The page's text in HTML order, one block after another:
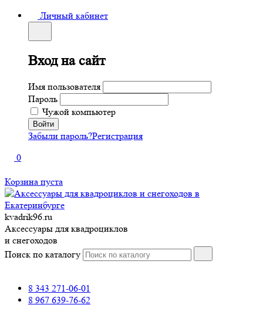
Личный кабинет
Вход на сайт
Имя пользователя
Пароль
Чужой компьютер
Забыли пароль?Регистрация
0
Корзина пуста
kvadrik96.ru
Аксессуары для квадроциклов
и снегоходов
Поиск по каталогу
8 343 271-06-01
8 967 639-76-62